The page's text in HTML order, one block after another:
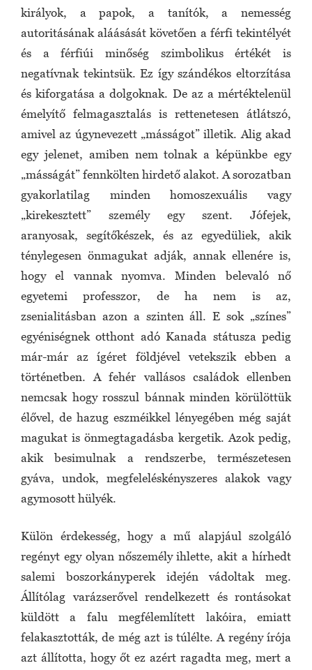
királyok, a papok, a tanítók, a nemesség
autoritásának aláásását követően a férfi tekintélyét
és a férfiúi minőség szimbolikus értékét is
negatívnak tekintsük. Ez így szándékos eltorzítása
és kiforgatása a dolgoknak. De az a mértéktelenül
émelyítő felmagasztalás is rettenetesen átlátszó,
amivel az úgynevezett „másságot” illetik. Alig akad
egy jelenet, amiben nem tolnak a képünkbe egy
„másságát” fennkölten hirdető alakot. A sorozatban
gyakorlatilag minden homoszexuális vagy
„kirekesztett” személy egy szent. Jófejek,
aranyosak, segítőkészek, és az egyedüliek, akik
ténylegesen önmagukat adják, annak ellenére is,
hogy el vannak nyomva. Minden belevaló nő
egyetemi professzor, de ha nem is az,
zsenialitásban azon a szinten áll. E sok „színes”
egyéniségnek otthont adó Kanada státusza pedig
már-már az ígéret földjével vetekszik ebben a
történetben. A fehér vallásos családok ellenben
nemcsak hogy rosszul bánnak minden körülöttük
élővel, de hazug eszméikkel lényegében még saját
magukat is önmegtagadásba kergetik. Azok pedig,
akik besimulnak a rendszerbe, természetesen
gyáva, undok, megfeleléskényszeres alakok vagy
agymosott hülyék.
Külön érdekesség, hogy a mű alapjául szolgáló
regényt egy olyan nőszemély ihlette, akit a hírhedt
salemi boszorkányperek idején vádoltak meg.
Állítólag varázserővel rendelkezett és rontásokat
küldött a falu megfélemlített lakóira, emiatt
felakasztották, de még azt is túlélte. A regény írója
azt állította, hogy őt ez azért ragadta meg, mert a